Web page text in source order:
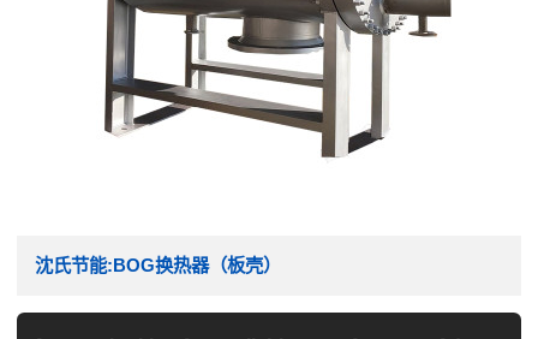
沈氏节能:BOG换热器（板壳）